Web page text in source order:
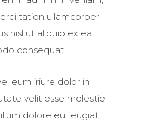
tation ullamcorper
nisl ut aliquip ex ea
consequat.
eum iriure dolor in
velit esse molestie
dolore eu feugiat